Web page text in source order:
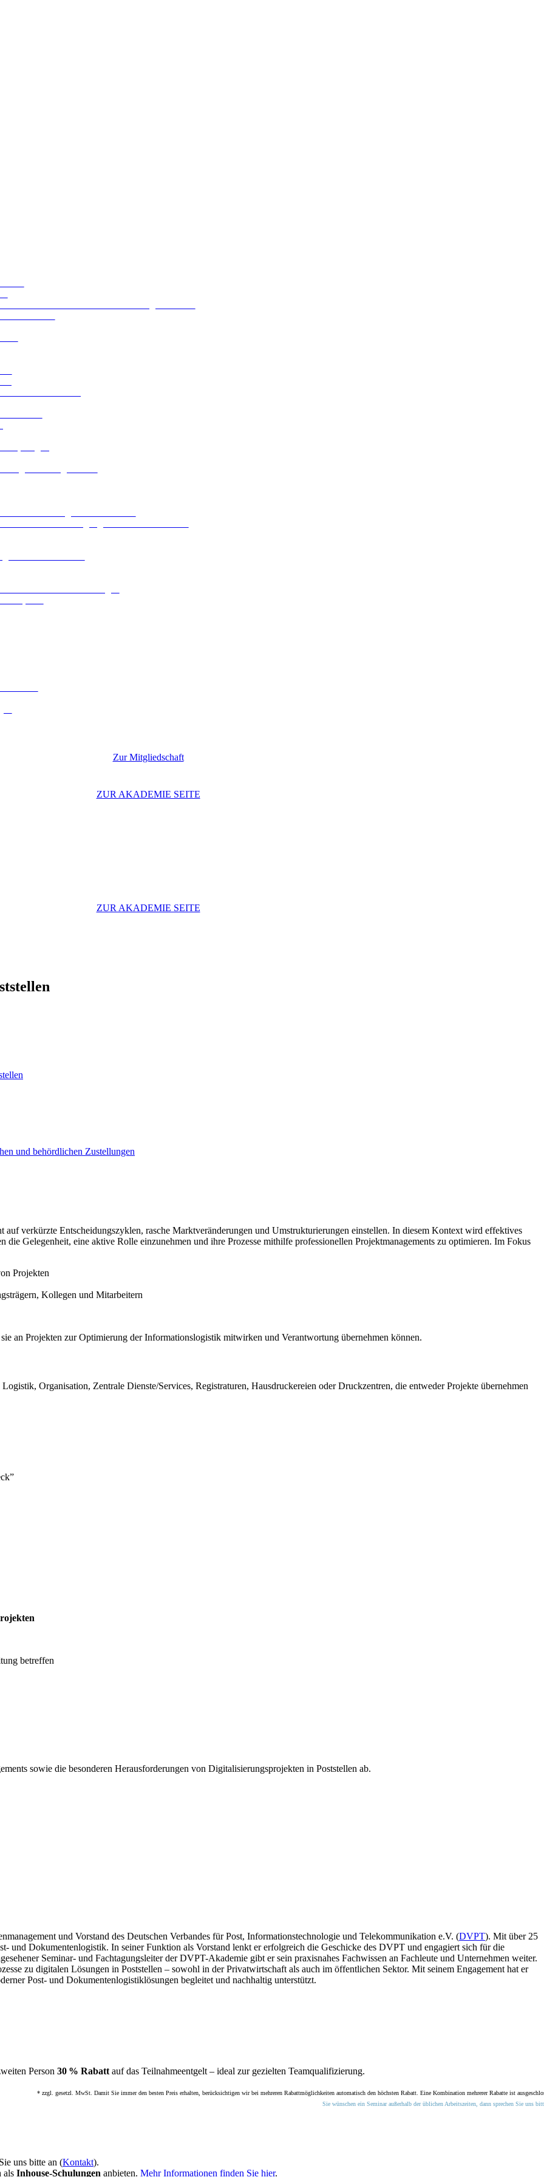
Zur Mitgliedschaft
ZUR AKADEMIE SEITE
ZUR AKADEMIE SEITE
und behördlichen Zustellungen
auf verkürzte Entscheidungszyklen, rasche Marktveränderungen und Umstrukturierungen einstellen. In diesem Kontext wird effektives
die Gelegenheit, eine aktive Rolle einzunehmen und ihre Prozesse mithilfe professionellen Projektmanagements zu optimieren. Im Fokus
Projekten
Kollegen und Mitarbeitern
an Projekten zur Optimierung der Informationslogistik mitwirken und Verantwortung übernehmen können.
Organisation, Zentrale Dienste/Services, Registraturen, Hausdruckereien oder Druckzentren, die entweder Projekte übernehmen
betreffen
sowie die besonderen Herausforderungen von Digitalisierungsprojekten in Poststellen ab.
und Vorstand des Deutschen Verbandes für Post, Informationstechnologie und Telekommunikation e.V. (DVPT). Mit über 25
und Dokumentenlogistik. In seiner Funktion als Vorstand lenkt er erfolgreich die Geschicke des DVPT und engagiert sich für die
Seminar- und Fachtagungsleiter der DVPT-Akademie gibt er sein praxisnahes Fachwissen an Fachleute und Unternehmen weiter.
zu digitalen Lösungen in Poststellen – sowohl in der Privatwirtschaft als auch im öffentlichen Sektor. Mit seinem Engagement hat er
Post- und Dokumentenlogistiklösungen begleitet und nachhaltig unterstützt.
Person30 % Rabatt auf das Teilnahmeentgelt – ideal zur gezielten Teamqualifizierung.
* zzgl. gesetzl. MwSt. Damit Sie immer den besten Preis erhalten, berücksichtigen wir bei mehreren Rabattmöglichkeiten automatisch den höchsten Rabatt. Eine Kombination mehrerer Rabatte ist
Sie wünschen ein Seminar außerhalb der üblichen Arbeitszeiten, dann sprechen Sie uns
uns bitte an (Kontakt).
als Inhouse-Schulungen anbieten. Mehr Informationen finden Sie hier.